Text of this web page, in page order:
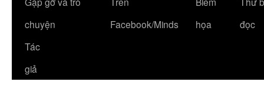
chuyện
Facebook/Minds
họa
đọc
Tác
giả